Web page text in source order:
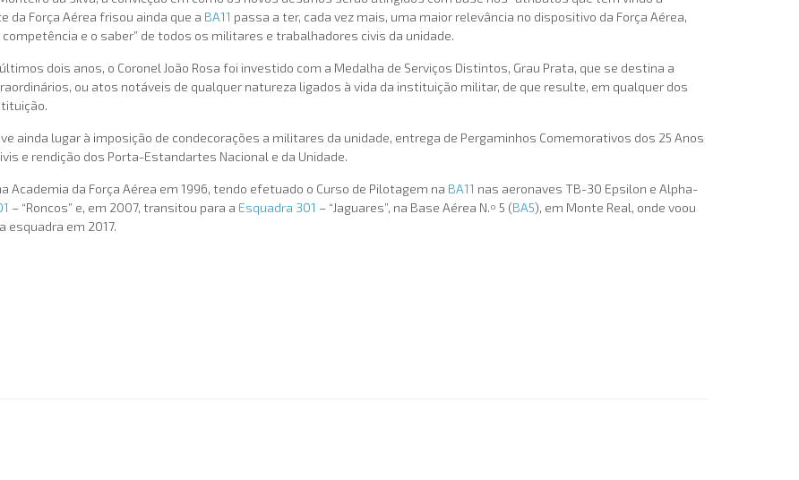
da Força Aérea frisou ainda que a BA11 passa a ter, cada vez mais, uma maior relevância no dispositivo da Força Aérea,
e o saber” de todos os militares e trabalhadores civis da unidade.
dois anos, o Coronel João Rosa foi investido com a Medalha de Serviços Distintos, Grau Prata, que se destina a
ou atos notáveis de qualquer natureza ligados à vida da instituição militar, de que resulte, em qualquer dos
ainda lugar à imposição de condecorações a militares da unidade, entrega de Pergaminhos Comemorativos dos 25 Anos
e rendição dos Porta-Estandartes Nacional e da Unidade.
Academia da Força Aérea em 1996, tendo efetuado o Curso de Pilotagem na BA11 nas aeronaves TB-30 Epsilon e Alpha-
– “Roncos” e, em 2007, transitou para a Esquadra 301 – “Jaguares”, na Base Aérea N.º 5 (BA5), em Monte Real, onde voou
esquadra em 2017.